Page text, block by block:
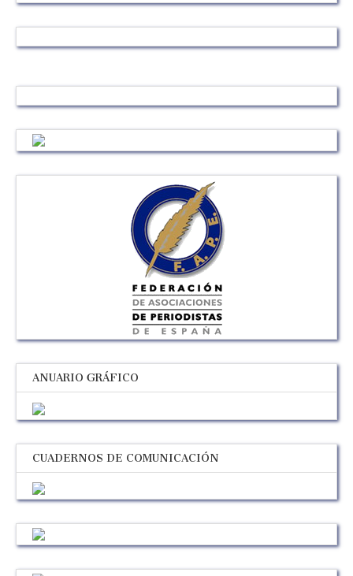
ANUARIO GRÁFICO
CUADERNOS DE COMUNICACIÓN